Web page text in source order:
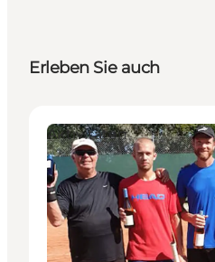
Erleben Sie auch
Aktivitäten